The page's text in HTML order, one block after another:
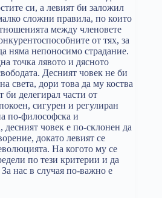
си, а левият би заложил
сложни правила, по които
между членовете
от тях, за
няма непоносимо страдание.
точка лявото и дясното
Десният човек не би
света, дори това да му коства
би делегирал части от
сигурен и регулиран
по-философска и
десният човек е по-склонен да
докато левият се
На когото му се
по тези критерии и да
нас в случая по-важно е